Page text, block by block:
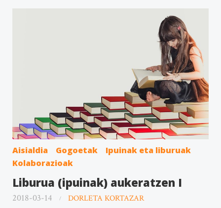
Aisialdia Gogoetak
Ipuinak eta liburuak
Kolaborazioak
Liburua (ipuinak) aukeratzen I
2018-03-14 DORLETA KORTAZAR